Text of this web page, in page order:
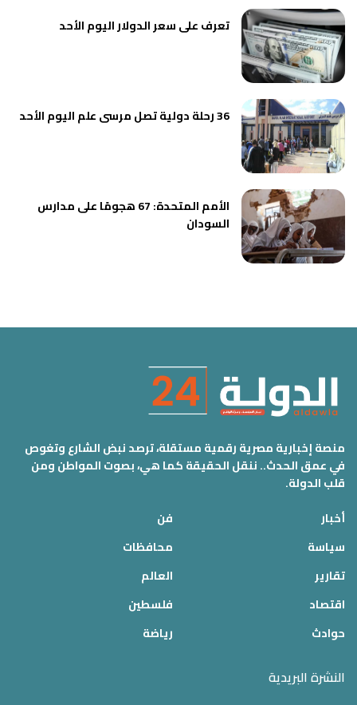
تعرف على سعر الدولار اليوم الأحد
36 رحلة دولية تصل مرسى علم اليوم الأحد
الأمم المتحدة: 67 هجومًا على مدارس
السودان
منصة إخبارية مصرية رقمية مستقلة، ترصد نبض الشارع وتغوص
في عمق الحدث.. ننقل الحقيقة كما هي، بصوت المواطن ومن
قلب الدولة.
أخبار
سياسة
تقارير
اقتصاد
حوادث
فن
محافظات
العالم
فلسطين
رياضة
النشرة البريدية